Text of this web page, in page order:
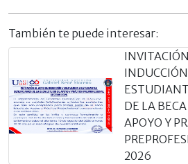
También te puede interesar:
DE LA
APOYO Y
2026